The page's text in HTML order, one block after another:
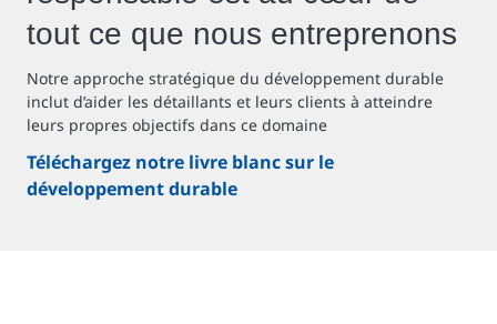
tout ce que nous entreprenons
Notre approche stratégique du développement durable
inclut d’aider les détaillants et leurs clients à atteindre
leurs propres objectifs dans ce domaine
Téléchargez notre livre blanc sur le
développement durable